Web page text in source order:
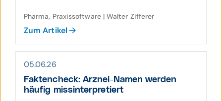
Pharma, Praxissoftware | Walter Zifferer
Zum Artikel
05.06.26
Fakten­check: Arznei-Namen werden
häufig miss­inter­pretiert